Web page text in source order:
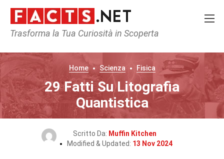
Trasforma la Tua Curiosità in Scoperta
Home Scienza Fisica
29 Fatti Su Litografia
Quantistica
Scritto Da: Muffin Kitchen
Modified & Updated: 13 Nov 2024